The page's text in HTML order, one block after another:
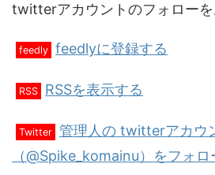
twitterアカウントのフォローを
feedly feedlyに登録する
RSS RSSを表示する
Twitter 管理人の twitterアカウ
（@Spike_komainu）をフォロ